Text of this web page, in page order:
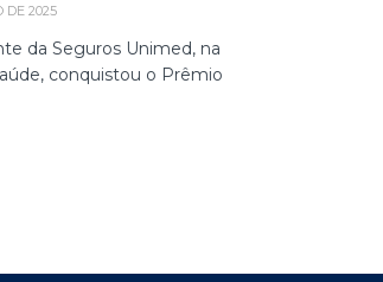
DE 2025
da Seguros Unimed, na
conquistou o Prêmio